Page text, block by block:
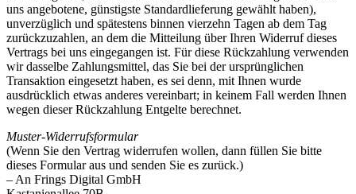
uns angebotene, günstigste Standardlieferung gewählt haben),
unverzüglich und spätestens binnen vierzehn Tagen ab dem Tag
zurückzuzahlen, an dem die Mitteilung über Ihren Widerruf dieses
Vertrags bei uns eingegangen ist. Für diese Rückzahlung verwenden
wir dasselbe Zahlungsmittel, das Sie bei der ursprünglichen
Transaktion eingesetzt haben, es sei denn, mit Ihnen wurde
ausdrücklich etwas anderes vereinbart; in keinem Fall werden Ihnen
wegen dieser Rückzahlung Entgelte berechnet.
Muster-Widerrufsformular
(Wenn Sie den Vertrag widerrufen wollen, dann füllen Sie bitte
dieses Formular aus und senden Sie es zurück.)
– An Frings Digital GmbH